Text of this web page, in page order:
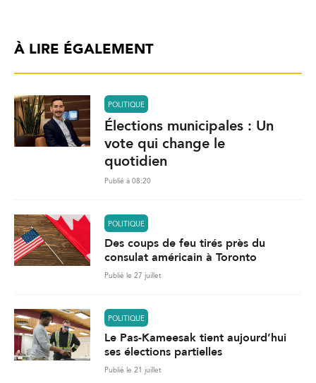
À LIRE ÉGALEMENT
POLITIQUE
Élections municipales : Un
vote qui change le
quotidien
Publié à 08:20
POLITIQUE
Des coups de feu tirés près du
consulat américain à Toronto
Publié le 27 juillet
POLITIQUE
Le Pas-Kameesak tient aujourd’hui
ses élections partielles
Publié le 21 juillet